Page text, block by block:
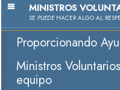
MINISTROS
SE PUEDEHACER ALGO AL
Proporcionando
Ministros
equipo